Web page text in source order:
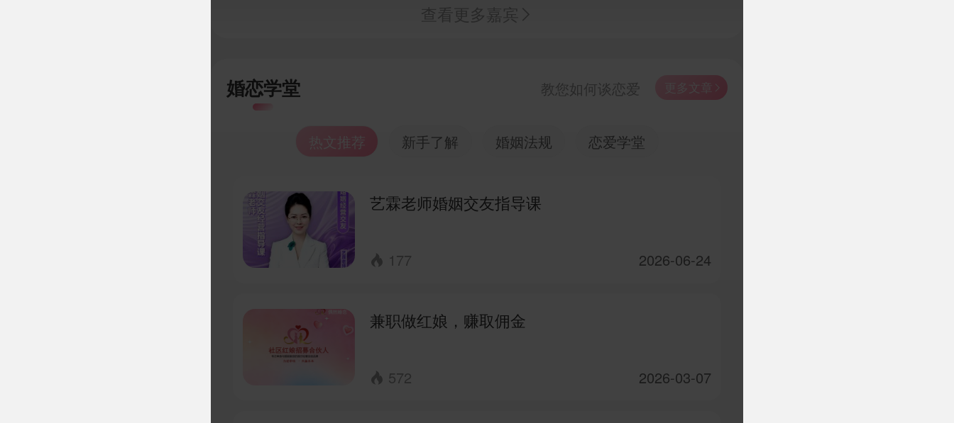
查看更多嘉宾 
婚恋学堂 教您如何谈恋爱 更多文章 
热文推荐 新手了解 婚姻法规 恋爱学堂
艺霖老师婚姻交友指导课
 177 2026-06-24
兼职做红娘，赚取佣金
 572 2026-03-07